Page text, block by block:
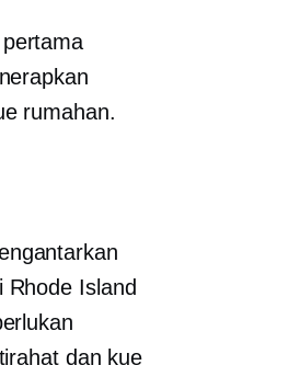
rumahan.
Rhode Island
dan kue